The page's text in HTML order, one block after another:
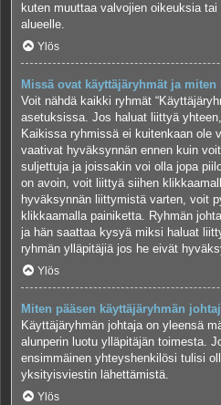
kuten muuttaa valvojien oikeuksia
alueelle.
Ylös
Missä ovat käyttäjäryhmät ja
Voit nähdä kaikki ryhmät
asetuksissa. Jos haluat liittyä
Kaikissa ryhmissä ei kuitenkaan ole
vaativat hyväksynnän ennen kuin
suljettuja ja joissakin voi olla jopa
on avoin, voit liittyä siihen
hyväksynnän liittymistä varten, voit
klikkaamalla painiketta. Ryhmän
ja hän saattaa kysyä miksi haluat
ryhmän ylläpitäjiä jos he eivät
Ylös
Miten pääsen käyttäjäryhmän
Käyttäjäryhmän johtaja on yleensä
alunperin luotu ylläpitäjän toimesta.
ensimmäinen yhteyshenkilösi tulisi
yksityisviestin lähettämistä.
Ylös